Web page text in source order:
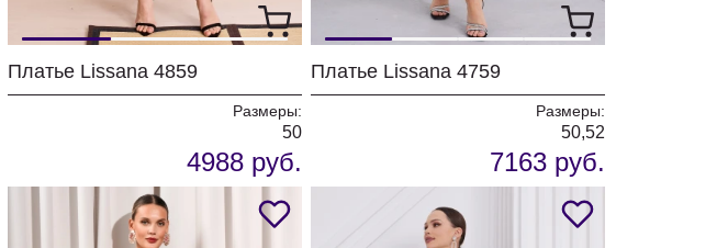
Платье Lissana 4859
Размеры:
50
4988 руб.
Платье Lissana 4759
Размеры:
50,52
7163 руб.